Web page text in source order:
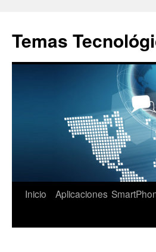
contenido
Temas
Inicio Aplicaciones